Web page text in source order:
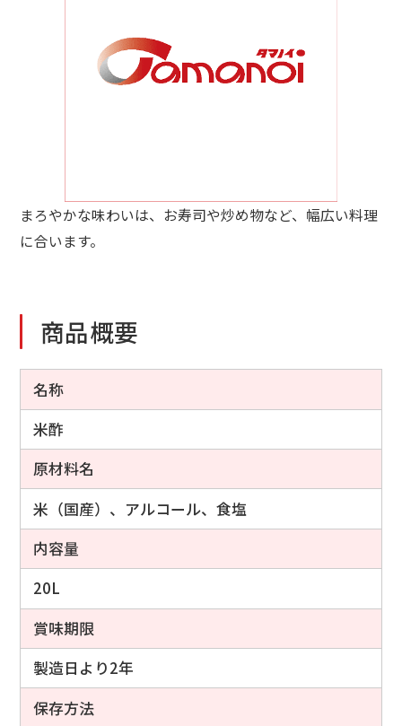
まろやかな味わいは、お寿司や炒め物など、幅広い料理
に合います。
商品概要
名称
米酢
原材料名
米（国産）、アルコール、食塩
内容量
20L
賞味期限
製造日より2年
保存方法